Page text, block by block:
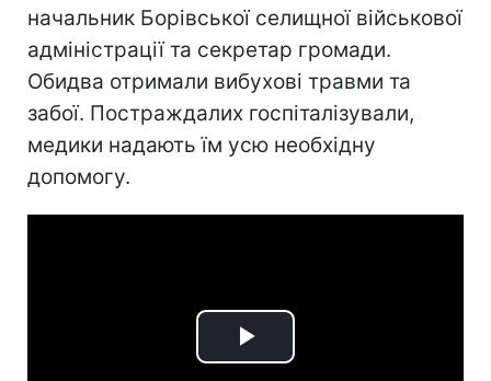
начальник Борівської селищної військової
адміністрації та секретар громади.
Обидва отримали вибухові травми та
забої. Постраждалих госпіталізували,
медики надають їм усю необхідну
допомогу.
Play